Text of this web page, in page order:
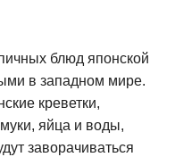
блюд японской
в западном мире.
креветки,
яйца и воды,
заворачиваться